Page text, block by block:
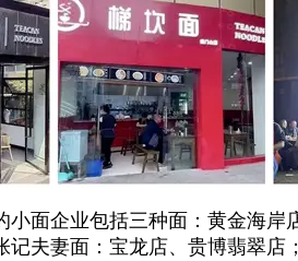
小面企业包括三种面：黄金海岸
记夫妻面：宝龙店、贵博翡翠店